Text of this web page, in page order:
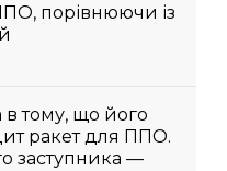
порівнюючи із
в тому, що його
ракет для ППО.
заступника —